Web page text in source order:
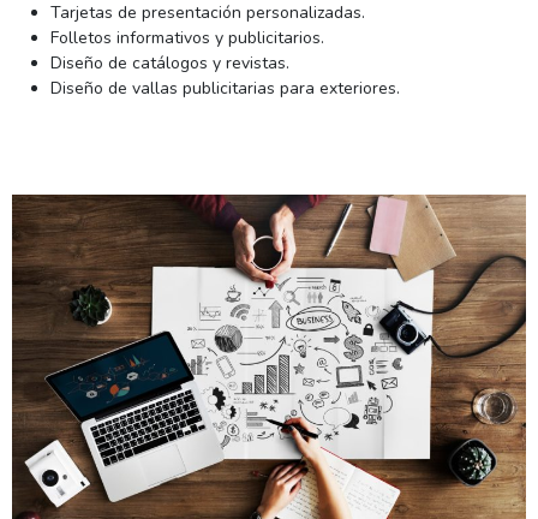
Tarjetas de presentación personalizadas.
Folletos informativos y publicitarios.
Diseño de catálogos y revistas.
Diseño de vallas publicitarias para exteriores.